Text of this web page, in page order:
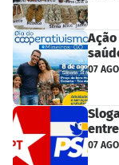
07
07